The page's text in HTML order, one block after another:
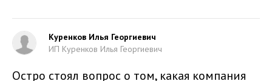
Куренков Илья Георгиевич
ИП Куренков Илья Георгиевич
Остро стоял вопрос о том, какая компания